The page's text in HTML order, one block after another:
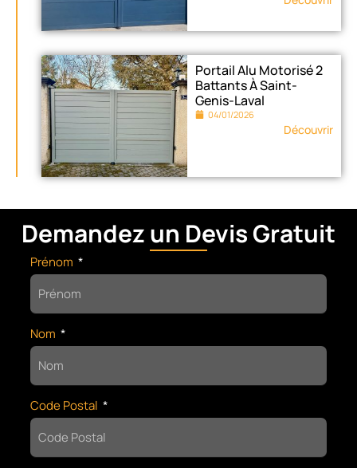
Portail Alu Motorisé 2
Battants À Saint-
Genis-Laval
04/01/2026
Découvrir
Demandez un Devis Gratuit
Prénom
Nom
Code Postal